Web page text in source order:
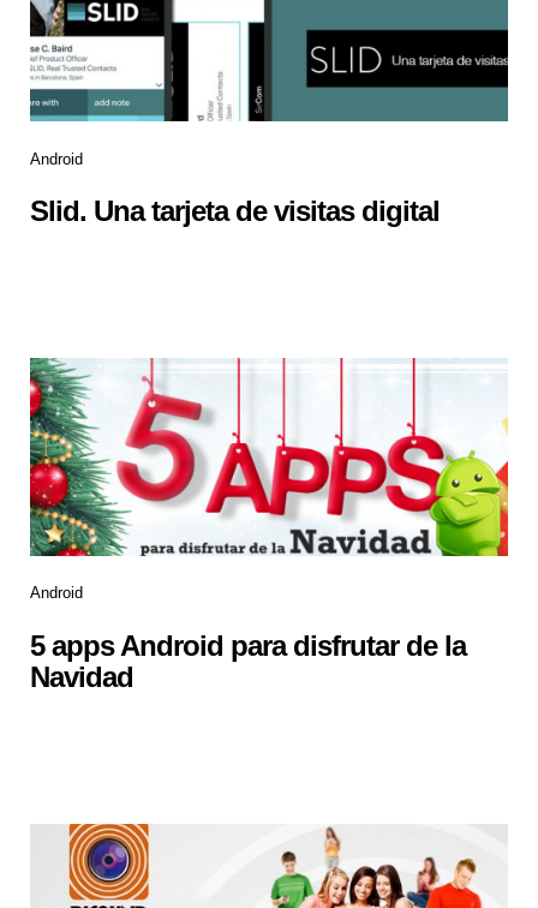
Android
Slid. Una tarjeta de visitas digital
Android
5 apps Android para disfrutar de la
Navidad